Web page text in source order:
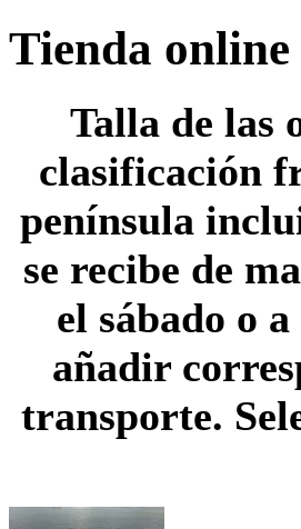
Tienda online
Talla de las
clasificación
península
se recibe de
el sábado o
añadir
transporte.